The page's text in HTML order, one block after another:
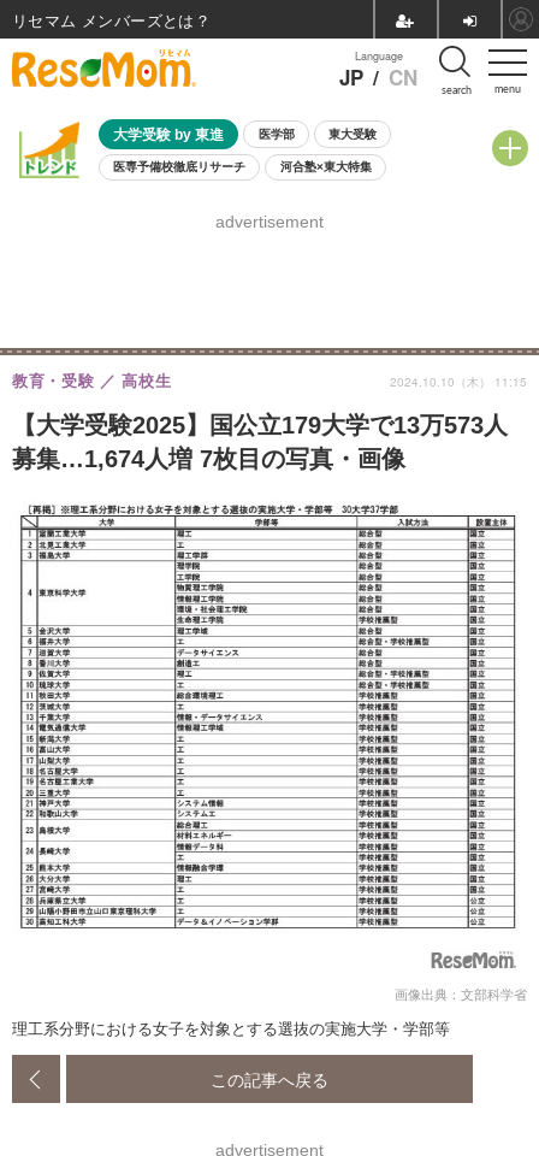
menu
Language
JP / CN search
大学受験 by 東進 医学部 東大受験
医専予備校徹底リサーチ 河合塾×東大特集
8月開催学校説明会・相談会
advertisement
【大学受験2025】国公立179大学で13万573人
募集…1,674人増 7枚目の写真・画像
教育・受験 高校生 2024.10.10（木） 11:15
画像出典：文部科学省
理工系分野における女子を対象とする選抜の実施大学・学部等
この記事へ戻る
advertisement
リセマム メンバーズ